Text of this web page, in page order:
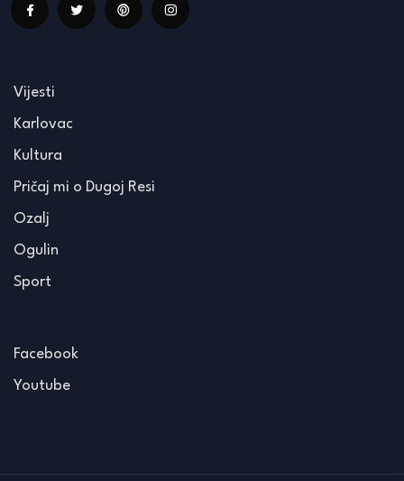
Vijesti
Karlovac
Kultura
Pričaj mi o Dugoj Resi
Ozalj
Ogulin
Sport
Facebook
Youtube